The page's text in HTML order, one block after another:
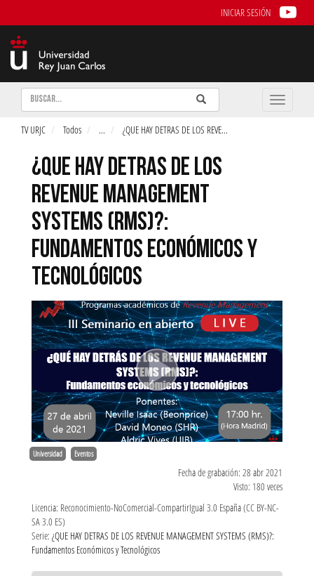
INICIAR SESIÓN
Buscar Enviar
Buscar
Toggle
TV URJC Todos ... ¿QUE HAY DETRAS DE LOS REVE...
¿QUE HAY DETRAS DE LOS
REVENUE MANAGEMENT
SYSTEMS (RMS)?:
FUNDAMENTOS ECONÓMICOS Y
TECNOLÓGICOS
Universidad Eventos
Fecha de grabación: 28 abr 2021
Visto: 180 veces
Licencia: Reconocimiento-NoComercial-CompartirIgual 3.0 España (CC BY-NC-
SA 3.0 ES)
Serie: ¿QUE HAY DETRAS DE LOS REVENUE MANAGEMENT SYSTEMS (RMS)?:
Fundamentos Económicos y Tecnológicos